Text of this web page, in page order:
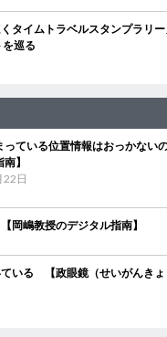
タイムトラベルスタンプラリ
巡る
っている位置情報はおっかな
】
日
嶋教授のデジタル指南】
いる 【政眼鏡（せいがんき